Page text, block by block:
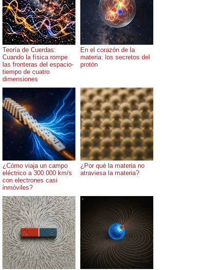
Teoría de Cuerdas:
Cuando la física rompe
las fronteras del espacio-
tiempo de cuatro
dimensiones
En el corazón de la
materia: los secretos del
protón
¿Cómo viaja un campo
eléctrico a 300.000 km/s
con electrones casi
inmóviles?
¿Por qué la materia no
atraviesa la materia?